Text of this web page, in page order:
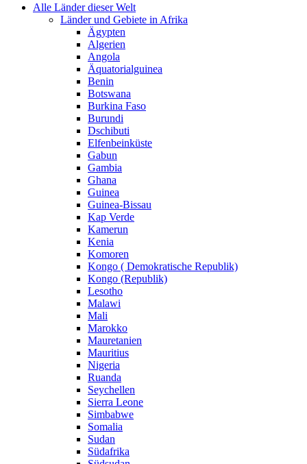
Alle Länder dieser Welt
Länder und Gebiete in Afrika
Ägypten
Algerien
Angola
Äquatorialguinea
Benin
Botswana
Burkina Faso
Burundi
Dschibuti
Elfenbeinküste
Gabun
Gambia
Ghana
Guinea
Guinea-Bissau
Kap Verde
Kamerun
Kenia
Komoren
Kongo ( Demokratische Republik)
Kongo (Republik)
Lesotho
Malawi
Mali
Marokko
Mauretanien
Mauritius
Nigeria
Ruanda
Seychellen
Sierra Leone
Simbabwe
Somalia
Sudan
Südafrika